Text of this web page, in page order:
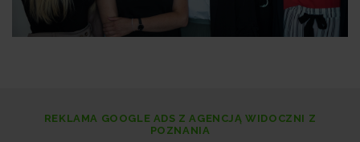
REKLAMA GOOGLE ADS Z AGENCJĄ WIDOCZNI Z
POZNANIA